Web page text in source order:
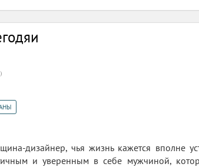
)
дизайнер, чья жизнь кажется вполне
и уверенным в себе мужчиной,